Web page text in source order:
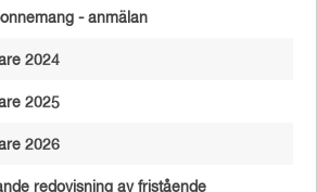
- anmälan
2024
2025
2026
redovisning av fristående